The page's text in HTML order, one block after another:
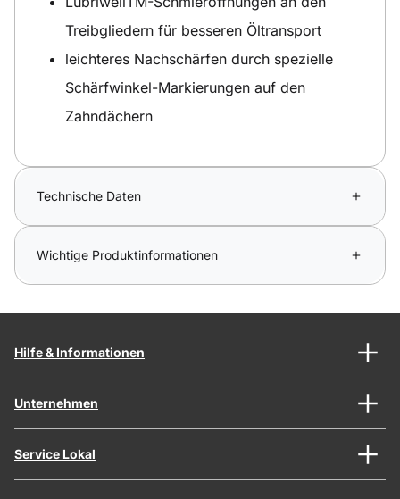
Treibgliedern für besseren Öltransport
leichteres Nachschärfen durch spezielle
Schärfwinkel-Markierungen auf den
Zahndächern
Technische Daten
Wichtige Produktinformationen
Hilfe & Informationen
Unternehmen
Service Lokal